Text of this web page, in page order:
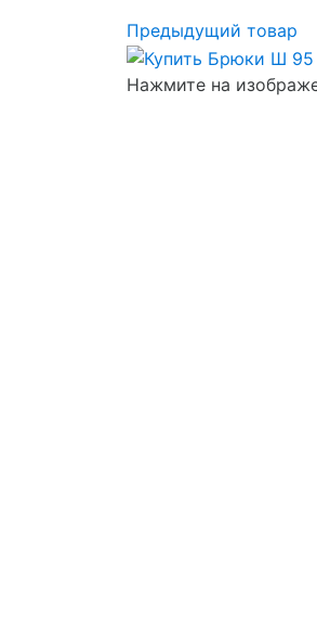
Предыдущий товар
Нажмите на